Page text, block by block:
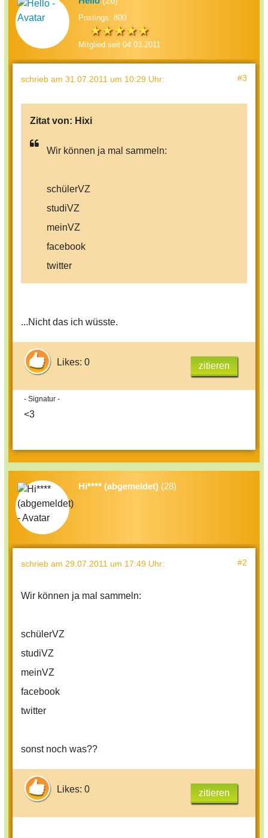
Postings: 800
Mitglied seit 04.03.2011
schrieb am 31.07.2011 um 10:29 Uhr: #3
Zitat von: Hixi
Wir können ja mal sammeln:
schülerVZ
studiVZ
meinVZ
facebook
twitter
...Nicht das ich wüsste.
Likes: 0 zitieren
- Signatur -
<3
Hi**** (abgemeldet) (28)
schrieb am 29.07.2011 um 17:49 Uhr: #2
Wir können ja mal sammeln:
schülerVZ
studiVZ
meinVZ
facebook
twitter
sonst noch was??
Likes: 0 zitieren